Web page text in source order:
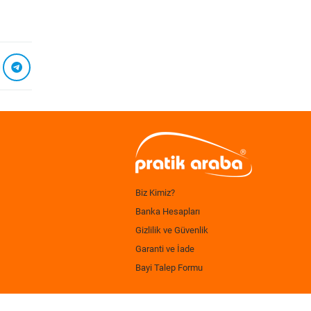
Biz Kimiz?
Banka Hesapları
Gizlilik ve Güvenlik
Garanti ve İade
Bayi Talep Formu